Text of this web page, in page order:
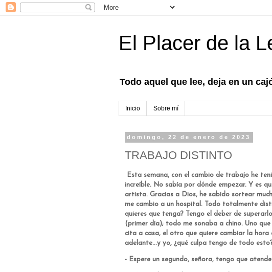
El Placer de la
Todo aquel que lee, deja en un
Inicio Sobre mí
domingo, 22 de enero de 2023
TRABAJO DISTINTO
Esta semana, con el cambio de trabajo he
increíble. No sabía por dónde empezar. Y es
artista. Gracias a Dios, he sabido sortear
me cambio a un hospital. Todo totalmente
quieres que tenga? Tengo el deber de
(primer día); todo me sonaba a chino. Uno
cita a casa, el otro que quiere cambiar la
adelante...y yo, ¿qué culpa tengo de todo
- Espere un segundo, señora, tengo que